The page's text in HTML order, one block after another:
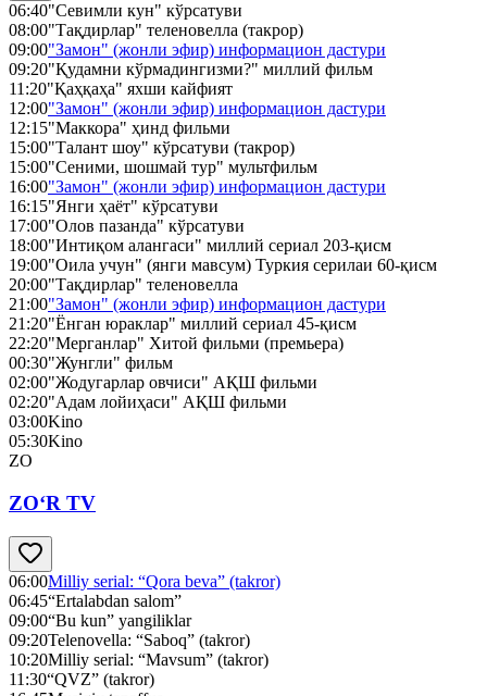
06:40"Севимли кун" кўрсатуви
08:00"Тақдирлар" теленовелла (такрор)
09:00"Замон" (жонли эфир) информацион дастури
09:20"Қудамни кўрмадингизми?" миллий фильм
11:20"Қаҳқаҳа" яхши кайфият
12:00"Замон" (жонли эфир) информацион дастури
12:15"Маккора" ҳинд фильми
15:00"Талант шоу" кўрсатуви (такрор)
15:00"Сеними, шошмай тур" мультфильм
16:00"Замон" (жонли эфир) информацион дастури
16:15"Янги ҳаёт" кўрсатуви
17:00"Олов пазанда" кўрсатуви
18:00"Интиқом алангаси" миллий сериал 203-қисм
19:00"Оила учун" (янги мавсум) Туркия серилаи 60-қисм
20:00"Тақдирлар" теленовелла
21:00"Замон" (жонли эфир) информацион дастури
21:20"Ёнган юраклар" миллий сериал 45-қисм
22:20"Мерганлар" Хитой фильми (премьера)
00:30"Жунгли" фильм
02:00"Жодугарлар овчиси" АҚШ фильми
02:20"Адам лойиҳаси" АҚШ фильми
03:00Kino
05:30Kino
ZO
ZO‘R TV
06:00Milliy serial: “Qora beva” (takror)
06:45“Ertalabdan salom”
09:00“Bu kun” yangiliklar
09:20Telenovella: “Saboq” (takror)
10:20Milliy serial: “Mavsum” (takror)
11:30“QVZ” (takror)